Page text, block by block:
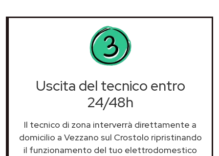
Uscita del tecnico entro
24/48h
Il tecnico di zona interverrà direttamente a
domicilio a Vezzano sul Crostolo ripristinando
il funzionamento del tuo elettrodomestico